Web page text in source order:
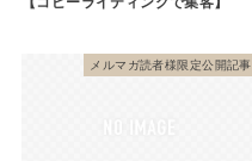
メルマガ読者様限定公開記事